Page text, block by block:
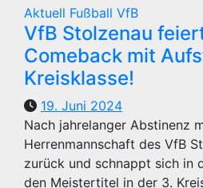
Aktuell Fußball VfB
VfB Stolzenau
Comeback mit
Kreisklasse!
19. Juni 2024
Nach jahrelanger Abstinenz
Herrenmannschaft des VfB
zurück und schnappt sich in
den Meistertitel in der 3.